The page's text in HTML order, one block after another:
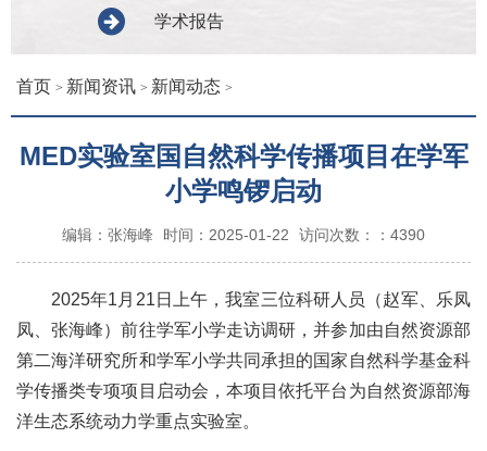
学术报告
首页 > 新闻资讯 > 新闻动态 >
MED实验室国自然科学传播项目在学军
小学鸣锣启动
编辑：张海峰 时间：2025-01-22 访问次数：：4390
2025年1月21日上午，我室三位科研人员（赵军、乐凤
凤、张海峰）前往学军小学走访调研，并参加由自然资源部
第二海洋研究所和学军小学共同承担的国家自然科学基金科
学传播类专项项目启动会，本项目依托平台为自然资源部海
洋生态系统动力学重点实验室。